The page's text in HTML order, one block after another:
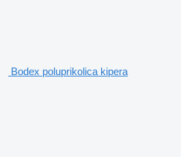
Bodex poluprikolica kipera